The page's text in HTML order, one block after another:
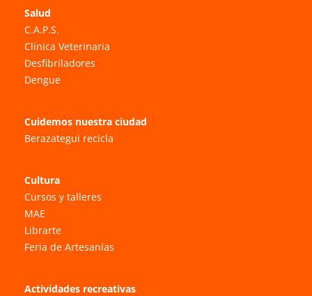
Salud
C.A.P.S.
Clínica Veterinaria
Desfibriladores
Dengue
Cuidemos nuestra ciudad
Berazategui recicla
Cultura
Cursos y talleres
MAE
Librarte
Feria de Artesanías
Actividades recreativas